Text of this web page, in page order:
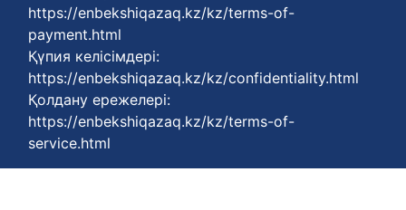
https://enbekshiqazaq.kz/kz/terms-of-
payment.html
Қүпия келісімдері:
https://enbekshiqazaq.kz/kz/confidentiality.html
Қолдану ережелері:
https://enbekshiqazaq.kz/kz/terms-of-
service.html